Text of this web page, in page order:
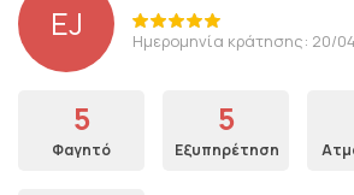
EJ Ημερομηνία κράτησης: 20/
5
Φαγητό
5
Εξυπηρέτηση